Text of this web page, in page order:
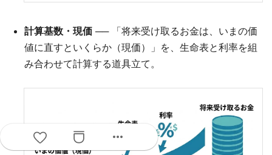
計算基数・現価 ── 「将来受け取るお金は、いまの価
値に直すといくらか（現価）」を、生命表と利率を組
み合わせて計算する道具立て。
more_horiz